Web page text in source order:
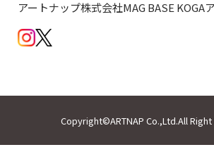
アートナップ株式会社MAG BASE KOGA
Copyright©ARTNAP Co.,Ltd.All